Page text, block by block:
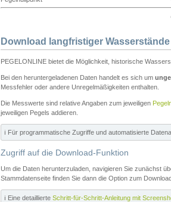
Download langfristiger
PEGELONLINE bietet die Möglichkeit, historische
Bei den heruntergeladenen Daten handelt es sich um
Messfehler oder andere Unregelmäßigkeiten enthalten.
Die Messwerte sind relative Angaben zum jeweiligen
jeweiligen Pegels addieren.
ℹ️ Für programmatische Zugriffe und automatisierte
Zugriff auf die Download-Funktion
Um die Daten herunterzuladen, navigieren Sie zunächst
Stammdatenseite finden Sie dann die Option zum
ℹ️ Eine detaillierte Schritt-für-Schritt-Anleitung mit